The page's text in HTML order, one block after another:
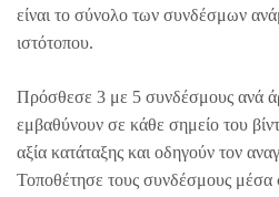
είναι το σύνολο των συνδέσμων
ιστότοπου.
Πρόσθεσε 3 με 5 συνδέσμους ανά
εμβαθύνουν σε κάθε σημείο του
αξία κατάταξης και οδηγούν τον
Τοποθέτησε τους συνδέσμους μέσα